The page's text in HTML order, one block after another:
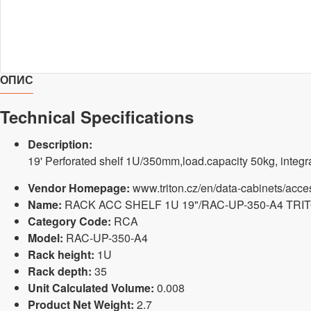
ОПИС
Technical Specifications
Description:
19' Perforated shelf 1U/350mm,load.capacity 50kg,
Vendor Homepage: www.triton.cz/en/data-cabinets/
Name: RACK ACC SHELF 1U 19"/RAC-UP-350-A4
Category Code: RCA
Model: RAC-UP-350-A4
Rack height: 1U
Rack depth: 35
Unit Calculated Volume: 0.008
Product Net Weight: 2.7